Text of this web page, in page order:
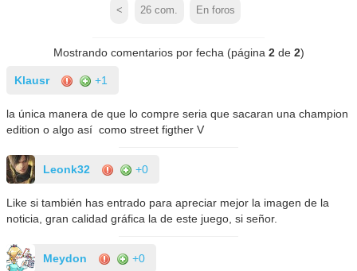
< 26 com. En foros
Mostrando comentarios por fecha (página 2de 2)
Klausr +1
la única manera de que lo compre seria que sacaran una champion
edition o algo así como street figther V
Leonk32 +0
Like si también has entrado para apreciar mejor la imagen de la
noticia, gran calidad gráfica la de este juego, si señor.
Meydon +0